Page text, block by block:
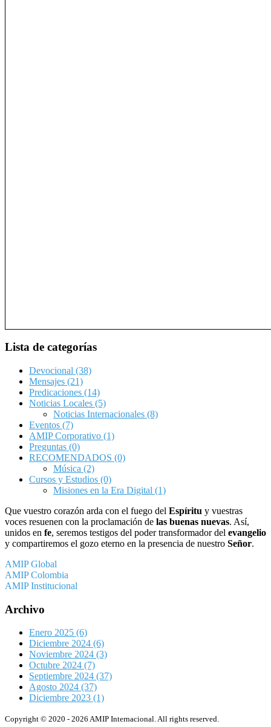
Lista de categorías
Devocional (38)
Mensajes (21)
Predicaciones (14)
Noticias Locales (5)
Noticias Internacionales (8)
Eventos (7)
AMIP Corporativo (1)
Preguntas (0)
RECOMENDADOS (0)
Música (2)
Cursos y Estudios (0)
Misiones en la Era Digital (1)
Que vuestro corazón arda con el fuego del Espíritu y vuestras
voces resuenen con la proclamación de las buenas nuevas. Así,
unidos en fe, seremos testigos del poder transformador del evangelio
y compartiremos el gozo eterno en la presencia de nuestro Señor.
AMIP Global
AMIP Colombia
AMIP Institucional
Archivo
Enero 2025 (6)
Diciembre 2024 (6)
Noviembre 2024 (3)
Octubre 2024 (7)
Septiembre 2024 (37)
Agosto 2024 (37)
Diciembre 2023 (1)
Copyright © 2020 - 2026 AMIP Internacional. All rights reserved.